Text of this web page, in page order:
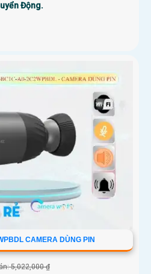
Động.
CAMERA DÙNG PIN
5,022,000 ₫